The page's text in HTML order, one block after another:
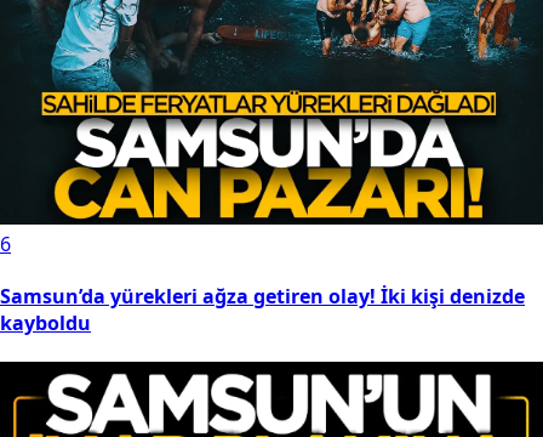
6
Samsun’da yürekleri ağza getiren olay! İki kişi denizde
kayboldu